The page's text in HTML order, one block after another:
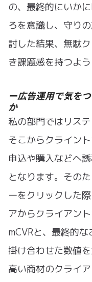
の、最終的にいか
ろを意識し、守り
討した結果、無駄
き課題感を持つよう
ー広告運用で気を
か
私の部門ではリス
そこからクライン
申込や購入などへ
となります。その
ーをクリックした
アからクライアン
mCVRと、最終的
掛け合わせた数値
高い商材のクライ